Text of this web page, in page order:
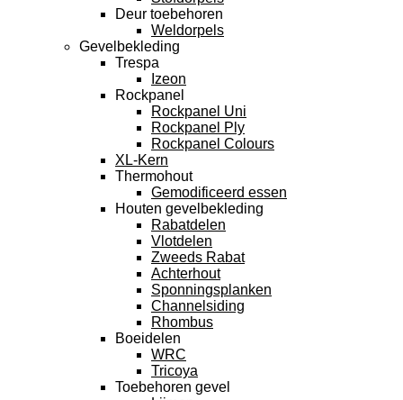
Deur toebehoren
Weldorpels
Gevelbekleding
Trespa
Izeon
Rockpanel
Rockpanel Uni
Rockpanel Ply
Rockpanel Colours
XL-Kern
Thermohout
Gemodificeerd essen
Houten gevelbekleding
Rabatdelen
Vlotdelen
Zweeds Rabat
Achterhout
Sponningsplanken
Channelsiding
Rhombus
Boeidelen
WRC
Tricoya
Toebehoren gevel